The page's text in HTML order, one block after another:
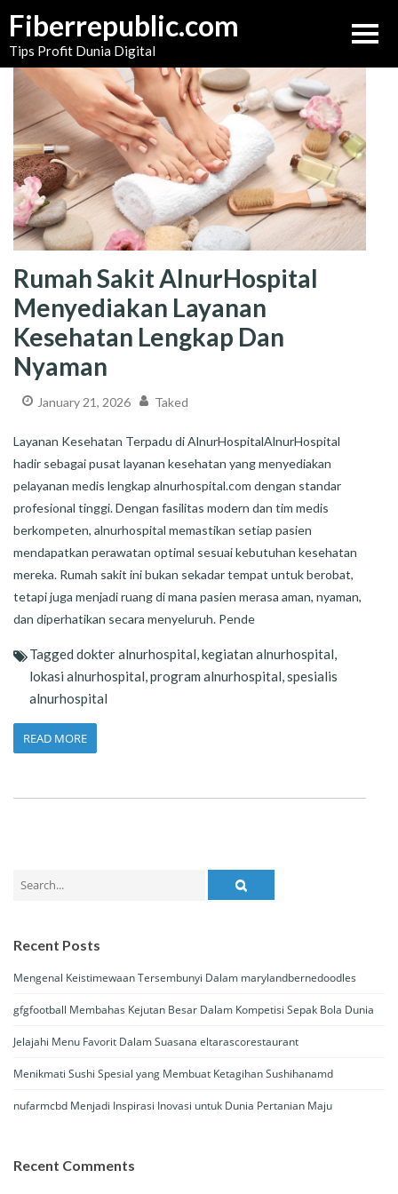
content
Fiberrepublic.com
Tips Profit Dunia Digital
Rumah Sakit AlnurHospital
Menyediakan Layanan
Kesehatan Lengkap Dan
Nyaman
January 21, 2026 Taked
Layanan Kesehatan Terpadu di AlnurHospitalAlnurHospital
hadir sebagai pusat layanan kesehatan yang menyediakan
pelayanan medis lengkap alnurhospital.com dengan standar
profesional tinggi. Dengan fasilitas modern dan tim medis
berkompeten, alnurhospital memastikan setiap pasien
mendapatkan perawatan optimal sesuai kebutuhan kesehatan
mereka. Rumah sakit ini bukan sekadar tempat untuk berobat,
tetapi juga menjadi ruang di mana pasien merasa aman, nyaman,
dan diperhatikan secara menyeluruh. Pende
Tagged dokter alnurhospital kegiatan alnurhospital
lokasi alnurhospital program alnurhospital spesialis
alnurhospital
READ MORE
for:
Recent Posts
Mengenal Keistimewaan Tersembunyi Dalam marylandbernedoodles
gfgfootball Membahas Kejutan Besar Dalam Kompetisi Sepak Bola Dunia
Jelajahi Menu Favorit Dalam Suasana eltarascorestaurant
Menikmati Sushi Spesial yang Membuat Ketagihan Sushihanamd
nufarmcbd Menjadi Inspirasi Inovasi untuk Dunia Pertanian Maju
Recent Comments